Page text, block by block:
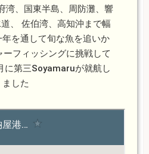
湾、国東半島、周防灘、響
、 佐伯湾、高知沖まで幅
を通して旬な魚を追いか
フィッシングに挑戦して
に第三Soyamaruが就航し
ました